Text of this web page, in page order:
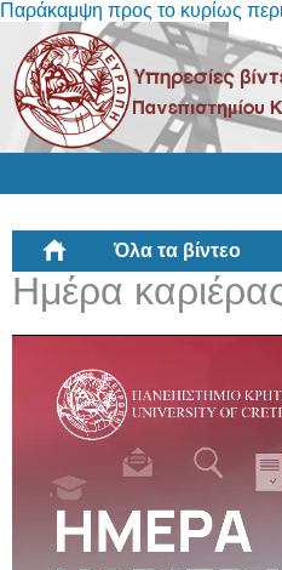
Παράκαμψη προς το κυρίως
Όλα τα βίντεο
Ημέρα